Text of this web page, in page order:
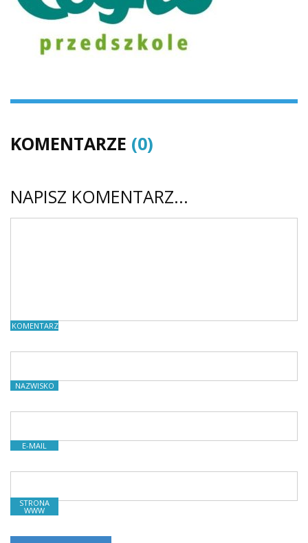
KOMENTARZE (0)
NAPISZ KOMENTARZ...
KOMENTARZE
NAZWISKO
E-MAIL
STRONA
WWW